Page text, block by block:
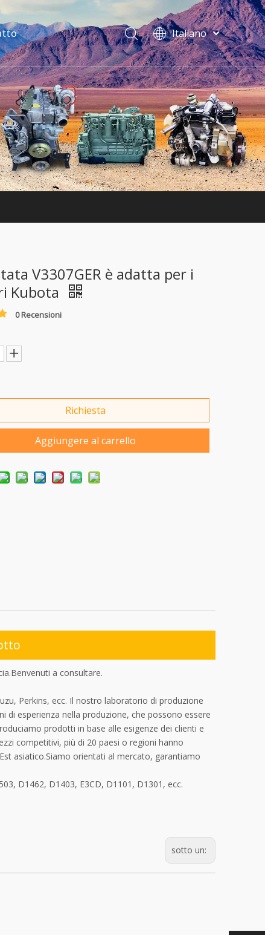
Italiano
فارسی
Bahasa
indonesia
Türk dili
ไทย
Deutsch
Português
Español
Pусский
English
V3307GER è adatta per i
Kubota
0 Recensioni
Richiesta
Aggiungere al carrello
a consultare.
Perkins, ecc. Il nostro laboratorio di produzione
di esperienza nella produzione, che possono essere
prodotti in base alle esigenze dei clienti e
competitivi, più di 20 paesi o regioni hanno
asiatico.Siamo orientati al mercato, garantiamo
D1462, D1403, E3CD, D1101, D1301, ecc.
sotto un: